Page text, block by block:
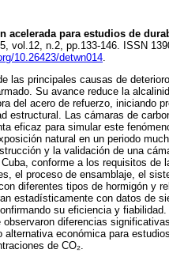
acelerada para estudios de
vol.12, n.2, pp.133-146. ISSN
10.26423/detwn014.
las principales causas de
Su avance reduce la
del acero de refuerzo, iniciando
estructural. Las cámaras de
eficaz para simular este
natural en un periodo
y la validación de una
conforme a los requisitos de
el proceso de ensamblaje, el
diferentes tipos de hormigón y
estadísticamente con datos de
su eficiencia y
diferencias
alternativa económica para
de CO₂.